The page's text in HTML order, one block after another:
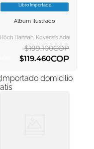
VER INFORMACION
Libro Importado
Album Ilustrado
Höch Hannah, Kovacsis Adan
$199.100COP
$119.460COP
AGREGAR AL CARRITO